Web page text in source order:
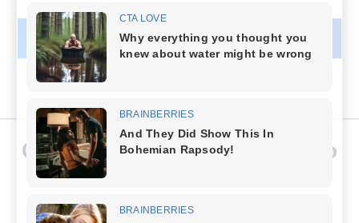
O Erótico está confirmado no
arrastão da Plate Folia em
Mata de São João